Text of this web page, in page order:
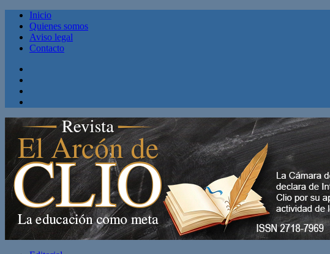
Inicio
Quienes somos
Aviso legal
Contacto